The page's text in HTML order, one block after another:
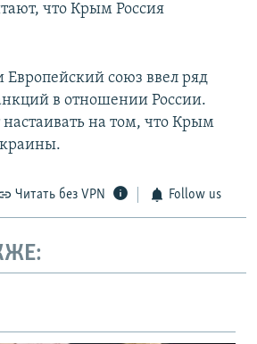
что Крым Россия
союз ввел ряд
в отношении России.
на том, что Крым
Читать без VPN Follow us